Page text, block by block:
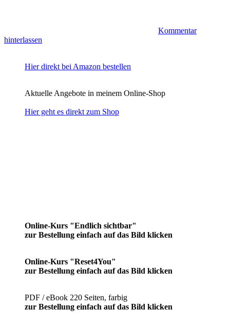
Kommentar
hinterlassen
Hier direkt bei Amazon bestellen
Aktuelle Angebote in meinem Online-Shop
Hier geht es direkt zum Shop
Online-Kurs "Endlich sichtbar"
zur Bestellung einfach auf das Bild klicken
Online-Kurs "Reset4You"
zur Bestellung einfach auf das Bild klicken
PDF / eBook 220 Seiten, farbig
zur Bestellung einfach auf das Bild klicken